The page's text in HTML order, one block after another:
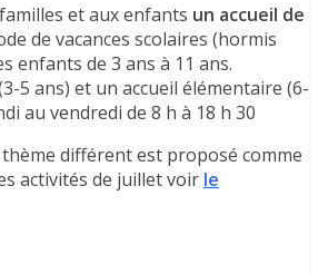
et aux enfants un accueil de
de vacances scolaires (hormis
enfants de 3 ans à 11 ans.
5 ans) et un accueil élémentaire (6-
au vendredi de 8 h à 18 h 30
différent est proposé comme
activités de juillet voir le